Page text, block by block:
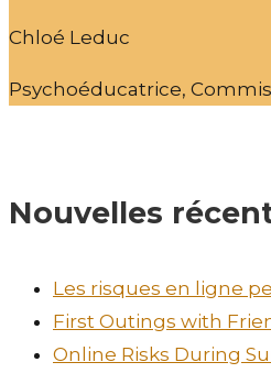
Chloé Leduc
Psychoéducatrice,
Nouvelles
Les risques en ligne
First Outings with
Online Risks During